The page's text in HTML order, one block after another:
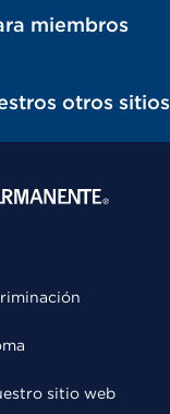
miembros
otros sitios
sitio web